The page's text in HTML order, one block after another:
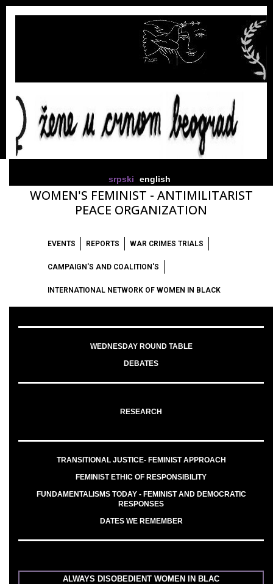
srpski english
WOMEN'S FEMINIST - ANTIMILITARIST
PEACE ORGANIZATION
EVENTS REPORTS WAR CRIMES TRIALS
CAMPAIGN'S AND COALITION'S
INTERNATIONAL NETWORK OF WOMEN IN BLACK
WEDNESDAY ROUND TABLE
DEBATES
RESEARCH
TRANSITIONAL JUSTICE- FEMINIST APPROACH
FEMINIST ETHIC OF RESPONSIBILITY
FUNDAMENTALISMS TODAY - FEMINIST AND DEMOCRATIC
RESPONSES
DATES WE REMEMBER
ALWAYS DISOBEDIENT WOMEN IN BLAC